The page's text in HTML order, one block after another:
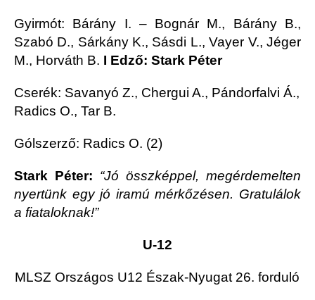
Gyirmót: Bárány I. – Bognár M., Bárány B.,
Szabó D., Sárkány K., Sásdi L., Vayer V., Jéger
M., Horváth B. I Edző: Stark Péter
Cserék: Savanyó Z., Chergui A., Pándorfalvi Á.,
Radics O., Tar B.
Gólszerző: Radics O. (2)
Stark Péter: “Jó összképpel, megérdemelten
nyertünk egy jó iramú mérkőzésen. Gratulálok
a fiataloknak!”
U-12
MLSZ Országos U12 Észak-Nyugat 26. forduló